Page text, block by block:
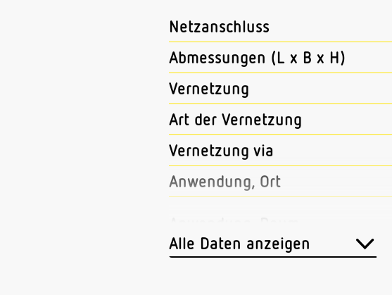
Netzanschluss
Abmessungen (L x B x H)
Vernetzung
Art der Vernetzung
Vernetzung via
Anwendung, Ort
Alle Daten anzeigen